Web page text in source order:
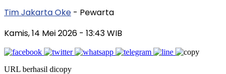
Tim Jakarta Oke - Pewarta
Kamis, 14 Mei 2026 - 13:43 WIB
URL berhasil dicopy